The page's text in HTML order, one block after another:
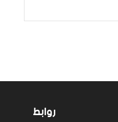
روابط